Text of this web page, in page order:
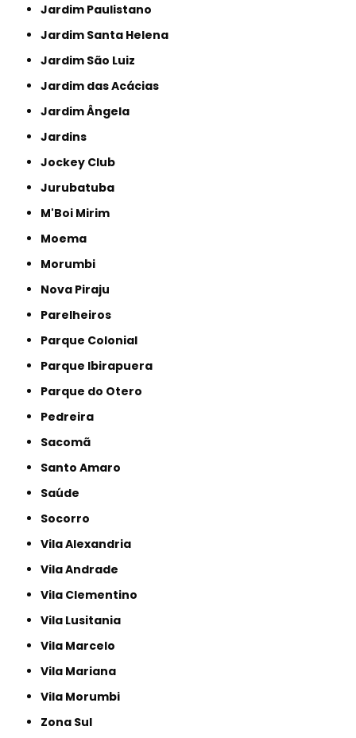
Jardim Paulistano
Jardim Santa Helena
Jardim São Luiz
Jardim das Acácias
Jardim Ângela
Jardins
Jockey Club
Jurubatuba
M'Boi Mirim
Moema
Morumbi
Nova Piraju
Parelheiros
Parque Colonial
Parque Ibirapuera
Parque do Otero
Pedreira
Sacomã
Santo Amaro
Saúde
Socorro
Vila Alexandria
Vila Andrade
Vila Clementino
Vila Lusitania
Vila Marcelo
Vila Mariana
Vila Morumbi
Zona Sul